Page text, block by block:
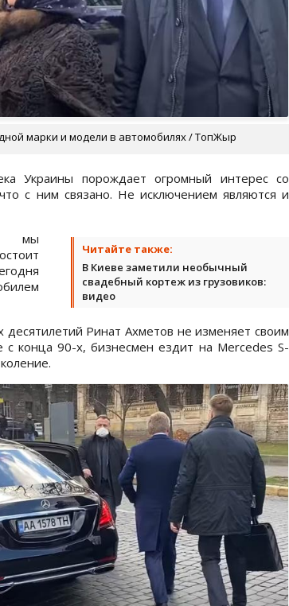
марки и модели в автомобилях / ТопЖыр
Украины порождает огромный интерес со
с ним связано. Не исключением являются и
Читайте также:
В Киеве заметили необычный
свадебный кортеж из грузовиков:
видео
мы
десятилетий Ринат Ахметов не изменяет своим
конца 90-х, бизнесмен ездит на Mercedes S-